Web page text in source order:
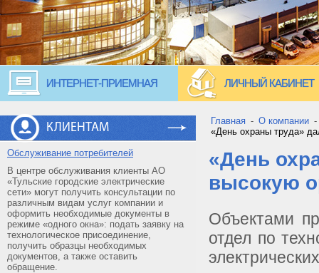
ИНТЕРНЕТ-ПРИЕМНАЯ ЛИЧНЫЙ КАБИНЕТ
КЛИЕНТАМ
Обслуживание потребителей
В центре обслуживания клиенты АО
«Тульские городские электрические
сети» могут получить консультации по
различным видам услуг компании и
оформить необходимые документы в
режиме «одного окна»: подать заявку на
технологическое присоединение,
получить образцы необходимых
документов, а также оставить
обращение.
Главная - О компании -
«День охраны труда»
«День
высокую
Объектами
отдел по